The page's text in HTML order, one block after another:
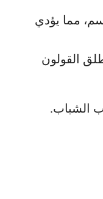
مما يؤدي
القولون
الشباب.